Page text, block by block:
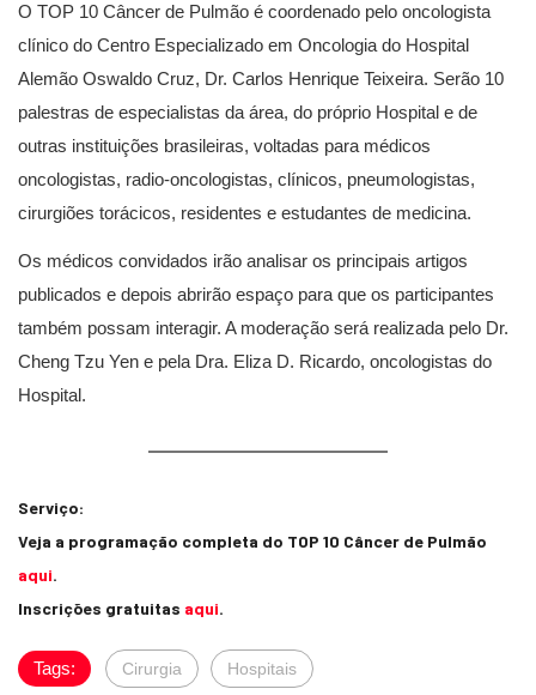
O TOP 10 Câncer de Pulmão é coordenado pelo oncologista
clínico do Centro Especializado em Oncologia do Hospital
Alemão Oswaldo Cruz, Dr. Carlos Henrique Teixeira. Serão 10
palestras de especialistas da área, do próprio Hospital e de
outras instituições brasileiras, voltadas para médicos
oncologistas, radio-oncologistas, clínicos, pneumologistas,
cirurgiões torácicos, residentes e estudantes de medicina.
Os médicos convidados irão analisar os principais artigos
publicados e depois abrirão espaço para que os participantes
também possam interagir. A moderação será realizada pelo Dr.
Cheng Tzu Yen e pela Dra. Eliza D. Ricardo, oncologistas do
Hospital.
Serviço:
Veja a programação completa do TOP 10 Câncer de Pulmão
aqui.
Inscrições gratuitas aqui.
Tags: Cirurgia Hospitais